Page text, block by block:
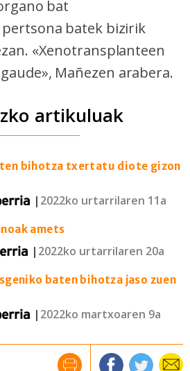
bat
batek bizirik
«Xenotransplanteen
Mañezen arabera.
artikuluak
bihotza txertatu diote gizon
| 2022ko urtarrilaren 11a
amets
| 2022ko urtarrilaren 20a
baten bihotza jaso zuen
| 2022ko martxoaren 9a